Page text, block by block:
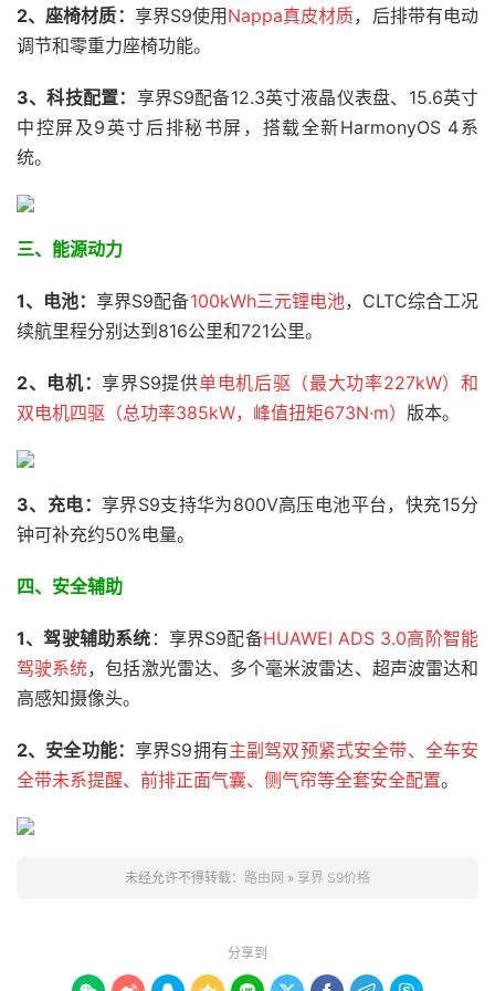
2、座椅材质： 享界S9使用 Nappa真皮材质，后排带有电动
调节和零重力座椅功能。
3、科技配置： 享界S9配备12.3英寸液晶仪表盘、15.6英寸
中控屏及9英寸后排秘书屏，搭载全新HarmonyOS 4系
统。
三、能源动力
1、电池：享界S9配备100kWh三元锂电池，CLTC综合工况
续航里程分别达到816公里和721公里。
2、 电机：享界S9提供单电机后驱（最大功率227kW）和
双电机四驱（总功率385kW，峰值扭矩673N·m） 版本。
3、充电： 享界S9支持华为800V高压电池平台，快充15分
钟可补充约50%电量。
四、 安全辅助
1、驾驶辅助系统 ：享界S9配备HUAWEI ADS 3.0高阶智能
驾驶系统，包括激光雷达、多个毫米波雷达、超声波雷达和
高感知摄像头。
2、安全功能：享界S9拥有主副驾双预紧式安全带、全车安
全带未系提醒、前排正面气囊、侧气帘等全套安全配置。
未经允许不得转载： 路由网 » 享界 S9价格
分享到